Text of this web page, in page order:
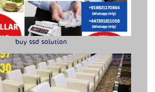
buy ssd solution